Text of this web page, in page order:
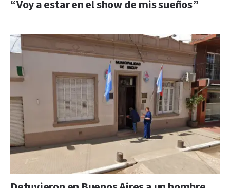
“Voy a estar en el show de mis sueños”